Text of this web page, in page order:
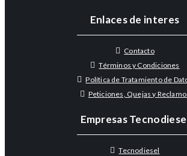
Enlaces de interes
Contacto
Términos y Condiciones
Política de Tratamiento de
Peticiones, Quejas y
Empresas
Tecnodiesel